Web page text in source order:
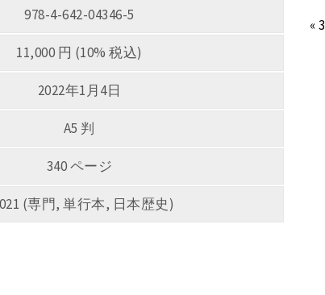
978-4-642-04346-5
11,000 円 (10% 税込)
2022年1月4日
A5 判
340 ページ
(専門, 単行本, 日本歴史)
«